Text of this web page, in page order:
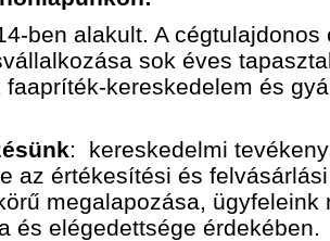
ben alakult. A cégtulajdonos
sok éves
faapríték-kereskedelem és
: kereskedelmi
az értékesítési és
megalapozása, ügyfeleink
és elégedettsége érdekében.